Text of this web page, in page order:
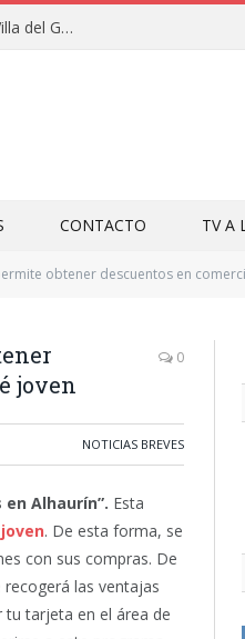
Clausuras de los campamentos de verano en Alhaurín y Villa del Guadalhorce 2026
CONTACTO TV A
obtener descuentos en
joven
0
NOTICIAS BREVES
en Alhaurín”. Esta
. De esta forma, se
con sus compras. De
las ventajas
tu tarjeta en el área de